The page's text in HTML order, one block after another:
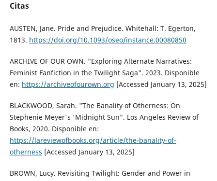
Citas
AUSTEN, Jane. Pride and Prejudice. Whitehall: T. Egerton,
1813. https://doi.org/10.1093/oseo/instance.00080850
ARCHIVE OF OUR OWN. "Exploring Alternate Narratives:
Feminist Fanfiction in the Twilight Saga". 2023. Disponible
en: https://archiveofourown.org [Accessed January 13, 2025]
BLACKWOOD, Sarah. "The Banality of Otherness: On
Stephenie Meyer's 'Midnight Sun". Los Angeles Review of
Books, 2020. Disponible en:
https://lareviewofbooks.org/article/the-banality-of-
otherness [Accessed January 13, 2025]
BROWN, Lucy. Revisiting Twilight: Gender and Power in